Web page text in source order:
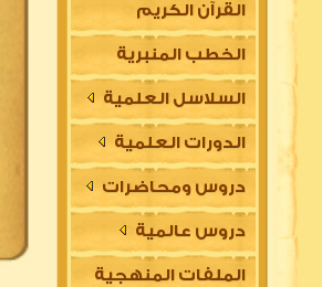
القرآن الكريم
الخطب المنبرية
السلاسل العلمية
الدورات العلمية
دروس ومحاضرات
دروس عالمية
الملفات المنهجية